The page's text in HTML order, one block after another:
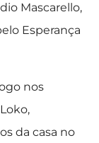
Mascarello,
Esperança
nos
da casa no